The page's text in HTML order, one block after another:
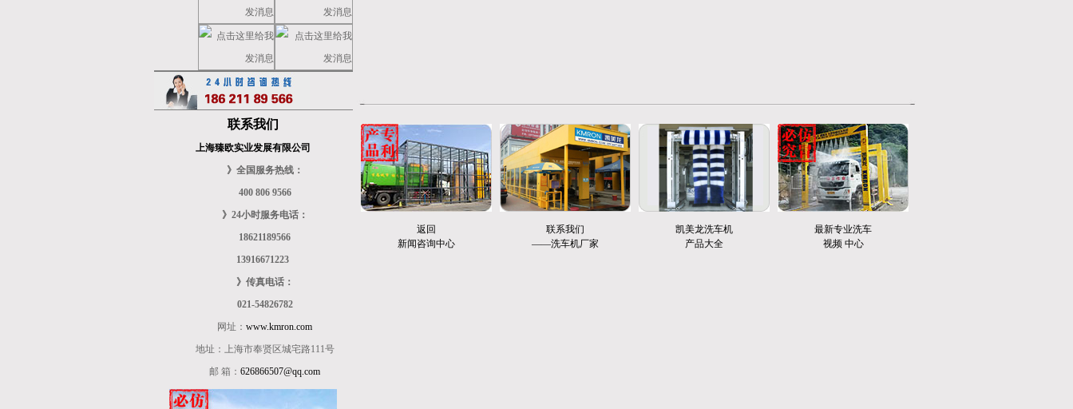
联系我们
上海臻欧实业发展有限公司
》全国服务热线：
400 806 9566
》24小时服务电话：
18621189566
13916671223
》传真电话：
021-54826782
网址：www.kmron.com
地址：上海市奉贤区城宅路111号
邮 箱：626866507@qq.com
返回
新闻咨询中心
联系我们
——洗车机厂家
凯美龙洗车机
产品大全
最新专业洗车
视频 中心